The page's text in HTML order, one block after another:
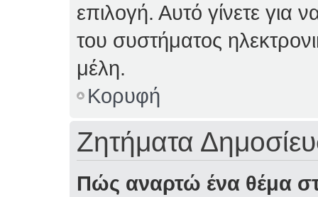
επιλογή. Αυτό γίνετε
του συστήματος
μέλη.
Κορυφή
Ζητήματα
Πώς αναρτώ ένα θέμα